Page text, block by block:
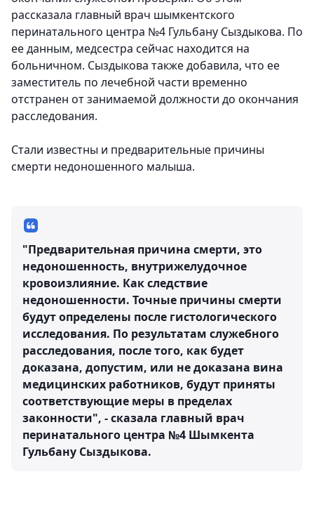
рассказала главный врач шымкентского
перинатального центра №4 Гульбану Сыздыкова. По
ее данным, медсестра сейчас находится на
больничном. Сыздыкова также добавила, что ее
заместитель по лечебной части временно
отстранен от занимаемой должности до окончания
расследования.
Стали известны и предварительные причины
смерти недоношенного малыша.
"Предварительная причина смерти, это
недоношенность, внутрижелудочное
кровоизлияние. Как следствие
недоношенности. Точные причины смерти
будут определены после гистологического
исследования. По результатам служебного
расследования, после того, как будет
доказана, допустим, или не доказана вина
медицинских работников, будут приняты
соответствующие меры в пределах
законности", - сказала главный врач
перинатального центра №4 Шымкента
Гульбану Сыздыкова.